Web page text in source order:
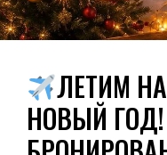
ЛЕТИМ
НОВЫЙ